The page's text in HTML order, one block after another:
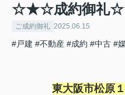
☆★☆成約御礼
ご成約御礼 2025.06.15
#戸建 #不動産 #成約 #中古 #
東大阪市松原